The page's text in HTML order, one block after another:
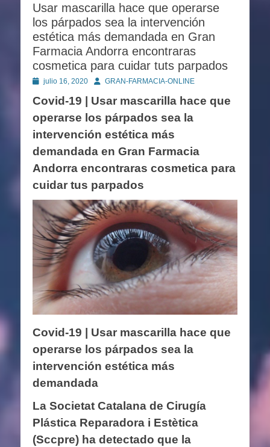
Usar mascarilla hace que operarse
los párpados sea la intervención
estética más demandada en Gran
Farmacia Andorra encontraras
cosmetica para cuidar tuts parpados
Publicado
julio 16, 2020 AutorGRAN-FARMACIA-ONLINE
Covid-19 | Usar mascarilla hace que
operarse los párpados sea la
intervención estética más
demandada en Gran Farmacia
Andorra encontraras cosmetica para
cuidar tus parpados
Covid-19 | Usar mascarilla hace que
operarse los párpados sea la
intervención estética más
demandada
La Societat Catalana de Cirugía
Plástica Reparadora i Estètica
(Sccpre) ha detectado que la